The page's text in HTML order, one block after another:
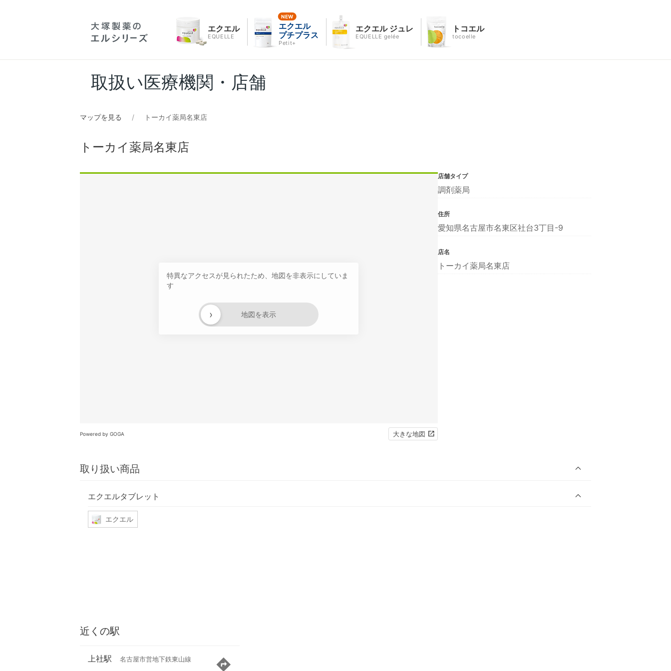
エクエル
EQUELLE
エクエル
プチプラス
Petit+
エクエル ジュレ
EQUELLE gelée
トコエル
tocoelle
取扱い医療機関・店舗
マップを見る トーカイ薬局名東店
トーカイ薬局名東店
特異なアクセスが見られたため、地図を非表示にしていま
す
地図を表示
›
Powered by GOGA 大きな地図
取り扱い商品
エクエルタブレット
エクエル
店舗タイプ
調剤薬局
住所
愛知県名古屋市名東区社台3丁目-9
店名
トーカイ薬局名東店
近くの駅
上社駅 名古屋市営地下鉄東山線